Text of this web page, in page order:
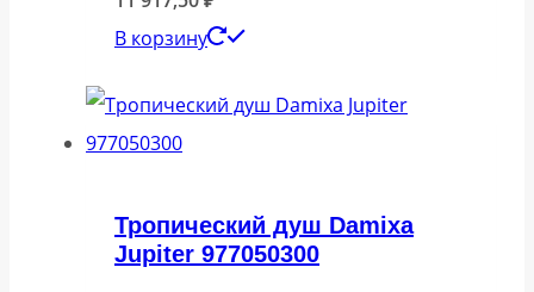
В корзину
Тропический душ Damixa
Jupiter 977050300